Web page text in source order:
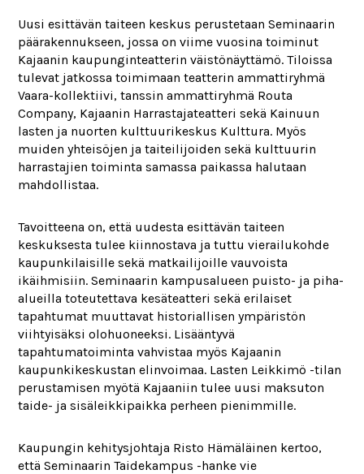
Uusi esittävän taiteen keskus perustetaan Seminaarin
päärakennukseen, jossa on viime vuosina toiminut
Kajaanin kaupunginteatterin väistönäyttämö. Tiloissa
tulevat jatkossa toimimaan teatterin ammattiryhmä
Vaara-kollektiivi, tanssin ammattiryhmä Routa
Company, Kajaanin Harrastajateatteri sekä Kainuun
lasten ja nuorten kulttuurikeskus Kulttura. Myös
muiden yhteisöjen ja taiteilijoiden sekä kulttuurin
harrastajien toiminta samassa paikassa halutaan
mahdollistaa.
Tavoitteena on, että uudesta esittävän taiteen
keskuksesta tulee kiinnostava ja tuttu vierailukohde
kaupunkilaisille sekä matkailijoille vauvoista
ikäihmisiin. Seminaarin kampusalueen puisto- ja piha-
alueilla toteutettava kesäteatteri sekä erilaiset
tapahtumat muuttavat historiallisen ympäristön
viihtyisäksi olohuoneeksi. Lisääntyvä
tapahtumatoiminta vahvistaa myös Kajaanin
kaupunkikeskustan elinvoimaa. Lasten Leikkimö -tilan
perustamisen myötä Kajaaniin tulee uusi maksuton
taide- ja sisäleikkipaikka perheen pienimmille.
Kaupungin kehitysjohtaja Risto Hämäläinen kertoo,
että Seminaarin Taidekampus -hanke vie